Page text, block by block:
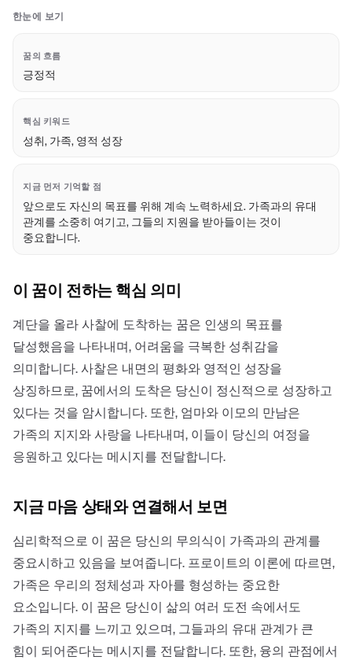
한눈에 보기
꿈의 흐름
긍정적
핵심 키워드
성취, 가족, 영적 성장
지금 먼저 기억할 점
앞으로도 자신의 목표를 위해 계속 노력하세요. 가족과의 유대
관계를 소중히 여기고, 그들의 지원을 받아들이는 것이
중요합니다.
이 꿈이 전하는 핵심 의미
계단을 올라 사찰에 도착하는 꿈은 인생의 목표를
달성했음을 나타내며, 어려움을 극복한 성취감을
의미합니다. 사찰은 내면의 평화와 영적인 성장을
상징하므로, 꿈에서의 도착은 당신이 정신적으로 성장하고
있다는 것을 암시합니다. 또한, 엄마와 이모의 만남은
가족의 지지와 사랑을 나타내며, 이들이 당신의 여정을
응원하고 있다는 메시지를 전달합니다.
지금 마음 상태와 연결해서 보면
심리학적으로 이 꿈은 당신의 무의식이 가족과의 관계를
중요시하고 있음을 보여줍니다. 프로이트의 이론에 따르면,
가족은 우리의 정체성과 자아를 형성하는 중요한
요소입니다. 이 꿈은 당신이 삶의 여러 도전 속에서도
가족의 지지를 느끼고 있으며, 그들과의 유대 관계가 큰
힘이 되어준다는 메시지를 전달합니다. 또한, 융의 관점에서